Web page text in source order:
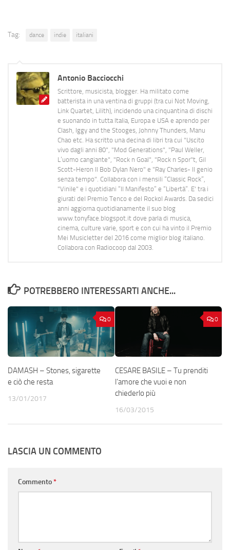
Tag: dance indie italiani
Antonio Bacciocchi
Scrittore, musicista, blogger. Ha militato come
batterista in una ventina di gruppi (tra cui Not Moving,
Link Quartet, Lilith), incidendo una cinquantina di dischi
e suonando in tutta Italia, Europa e USA e aprendo per
Clash, Iggy and the Stooges, Johnny Thunders, Manu
Chao etc. Ha scritto una decina di libri tra cui "Uscito
vivo dagli anni 80", "Mod Generations", "Paul Weller,
L’uomo cangiante", "Rock n Goal", "Rock n Spor"t, Gil
Scott-Heron Il Bob Dylan Nero" e "Ray Charles- Il genio
senza tempo". Collabora con i mensili “Classic Rock”,
"Vinile" e i quotidiani “Il Manifesto” e “Libertà”. E' tra i
giurati del Premio Tenco e del Rockol Awards. Da sedici
anni aggiorna quotidianamente il suo blog
www.tonyface.blogspot.it dove parla di musica,
cinema, culture varie, sport e con cui ha vinto il Premio
Mei Musicletter del 2016 come miglior blog italiano.
Collabora con Radiocoop dal 2003.
POTREBBERO INTERESSARTI ANCHE...
0
DAMASH – Stones, sigarette
e ciò che resta
13/01/2017
0
CESARE BASILE – Tu prenditi
l’amore che vuoi e non
chiederlo più
16/03/2015
LASCIA UN COMMENTO
Commento*